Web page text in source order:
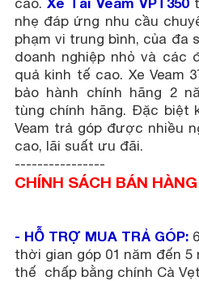
nhẹ đáp ứng nhu cầu
phạm vi trung bình, của đa
doanh nghiệp nhỏ và các
quả kinh tế cao. Xe Veam
bảo hành chính hãng 2
tùng chính hãng. Đặc biệt
Veam trả góp được nhiều
cao, lãi suất ưu đãi.
----------------
CHÍNH SÁCH BÁN HÀNG
- HỖ TRỢ MUA TRẢ GÓP:
thời gian góp 01 năm đến 5
thế chấp bằng chính Cà